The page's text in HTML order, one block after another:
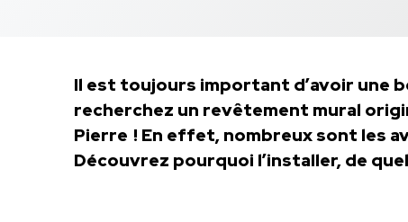
Il est toujours important d’avoir une
recherchez un revêtement mural
Pierre ! En effet, nombreux sont les
Découvrez pourquoi l’installer, de